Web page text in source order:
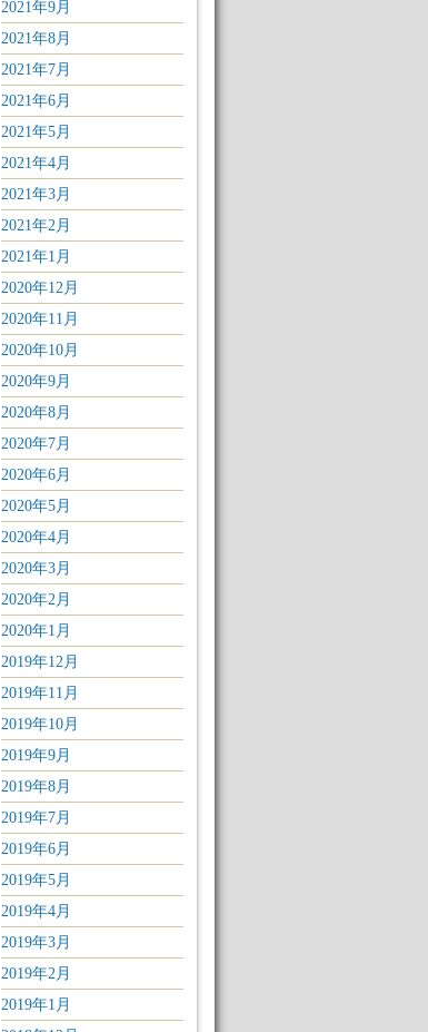
2021年9月
2021年8月
2021年7月
2021年6月
2021年5月
2021年4月
2021年3月
2021年2月
2021年1月
2020年12月
2020年11月
2020年10月
2020年9月
2020年8月
2020年7月
2020年6月
2020年5月
2020年4月
2020年3月
2020年2月
2020年1月
2019年12月
2019年11月
2019年10月
2019年9月
2019年8月
2019年7月
2019年6月
2019年5月
2019年4月
2019年3月
2019年2月
2019年1月